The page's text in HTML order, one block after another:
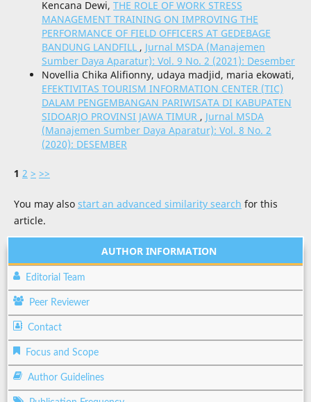
Kencana Dewi, THE ROLE OF WORK STRESS
MANAGEMENT TRAINING ON IMPROVING THE
PERFORMANCE OF FIELD OFFICERS AT GEDEBAGE
BANDUNG LANDFILL , Jurnal MSDA (Manajemen
Sumber Daya Aparatur): Vol. 9 No. 2 (2021): Desember
Novellia Chika Alifionny, udaya madjid, maria ekowati,
EFEKTIVITAS TOURISM INFORMATION CENTER (TIC)
DALAM PENGEMBANGAN PARIWISATA DI KABUPATEN
SIDOARJO PROVINSI JAWA TIMUR , Jurnal MSDA
(Manajemen Sumber Daya Aparatur): Vol. 8 No. 2
(2020): DESEMBER
1 2 > >>
You may also start an advanced similarity search for this
article.
AUTHOR INFORMATION
Editorial Team
Peer Reviewer
Contact
Focus and Scope
Author Guidelines